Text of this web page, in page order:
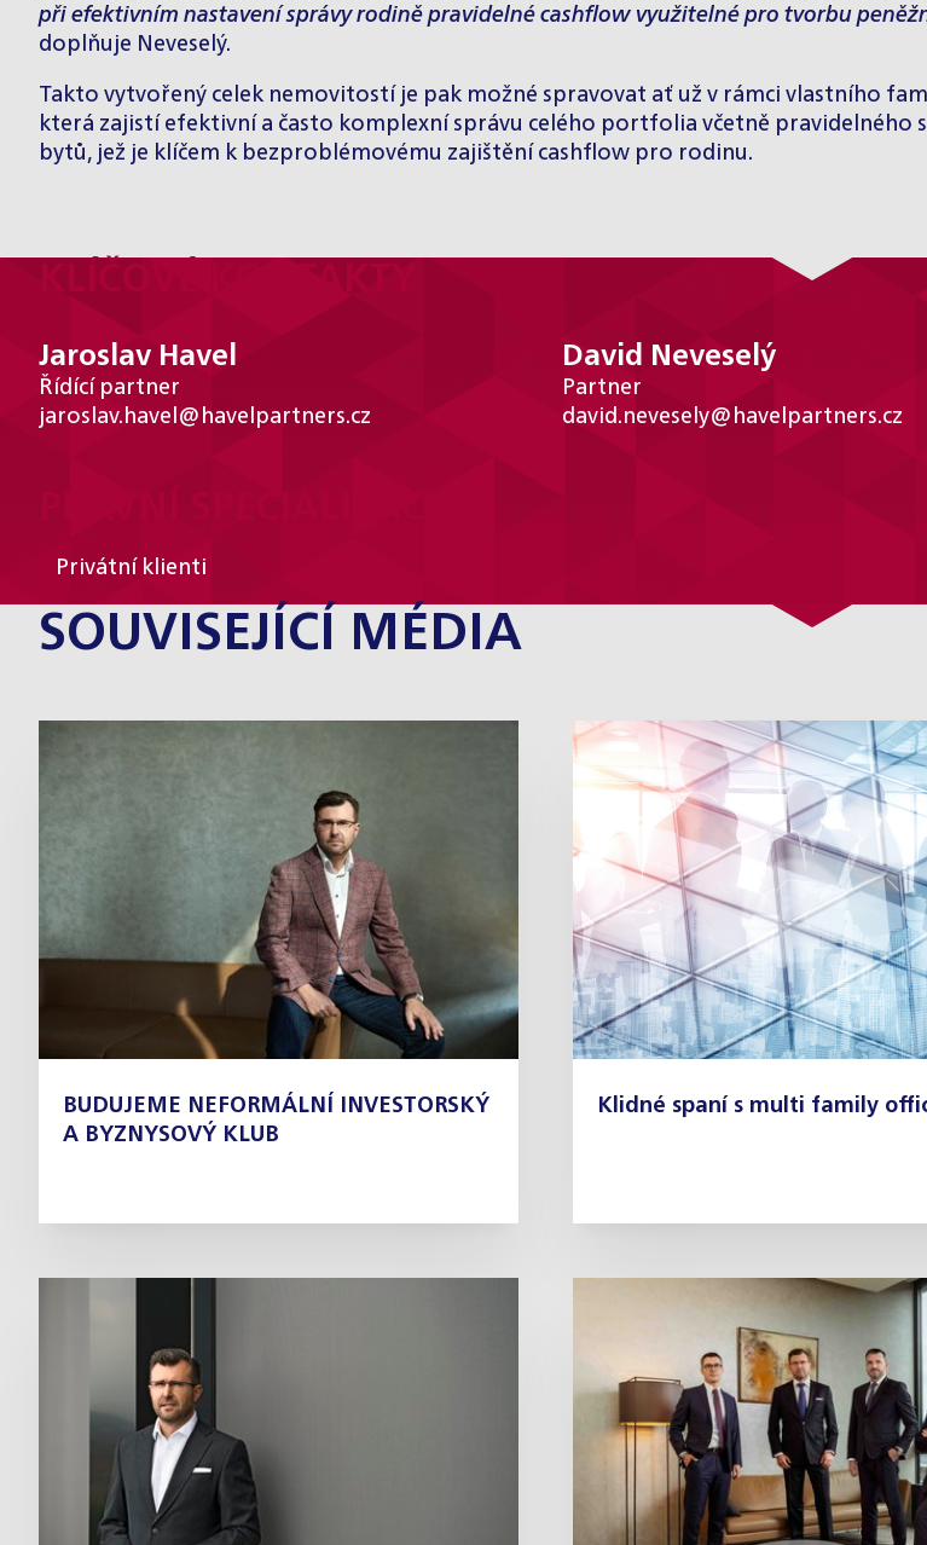
při efektivním nastavení správy rodině pravidelné cashflow využitelné pro tvorbu
doplňuje Neveselý.
Takto vytvořený celek nemovitostí je pak možné spravovat ať už v rámci vlastního
která zajistí efektivní a často komplexní správu celého portfolia včetně pravidelného
bytů, jež je klíčem k bezproblémovému zajištění cashflow pro rodinu.
Jaroslav Havel
Řídící partner
jaroslav.havel@havelpartners.cz
David Neveselý
Partner
david.nevesely@havelpartners.cz
Privátní klienti
SOUVISEJÍCÍ MÉDIA
BUDUJEME NEFORMÁLNÍ INVESTORSKÝ
A BYZNYSOVÝ KLUB
Klidné spaní s multi family